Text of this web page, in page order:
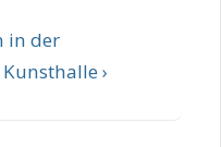
in der
›